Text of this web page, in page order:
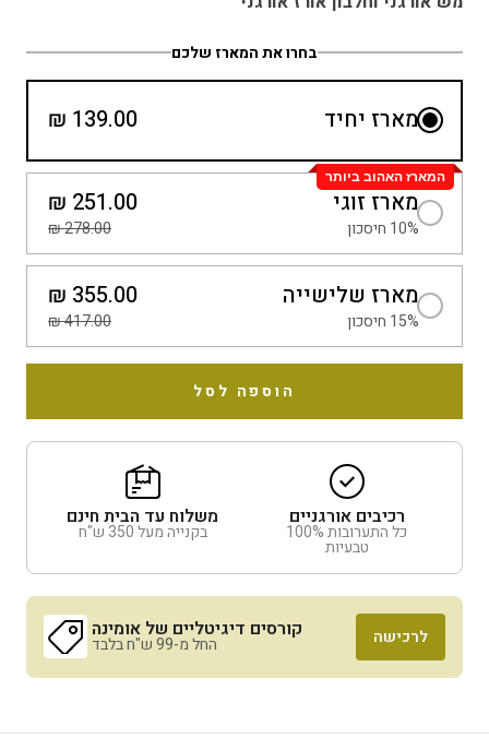
בחרו את המארז שלכם
מארז יחיד 139.00 ₪
המארז האהוב ביותר
מארז זוגי
10% חיסכון
251.00 ₪
278.00 ₪
מארז שלישייה
15% חיסכון
355.00 ₪
417.00 ₪
הוספה לסל
משלוח עד הבית חינם
בקנייה מעל 350 ש"ח
רכיבים אורגניים
כל התערובות 100%
טבעיות
קורסים דיגיטליים של אומינה
החל מ-99 ש"ח בלבד לרכישה